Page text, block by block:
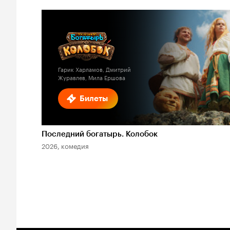
Билеты
Гарик Харламов, Дмитрий
Журавлев, Мила Ершова
Последний богатырь. Колобок
2026, комедия